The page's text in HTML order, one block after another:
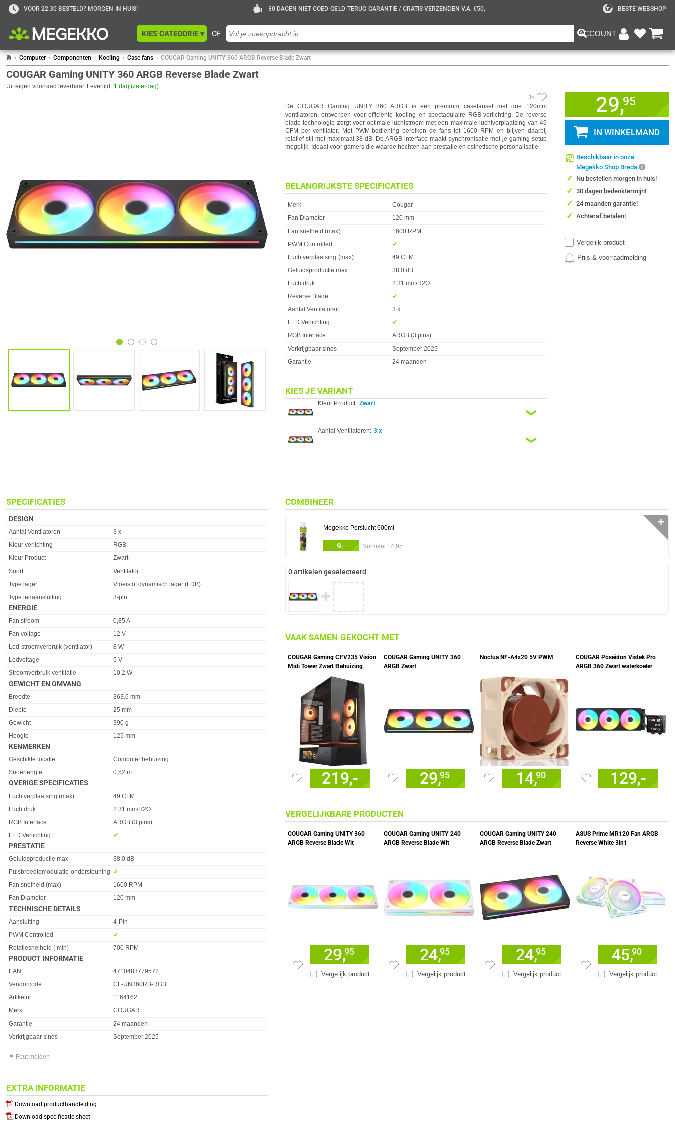
VOOR 22:30 BESTELD? MORGEN IN HUIS! 30 DAGEN NIET-GOED-GELD-TERUG-GARANTIE / GRATIS VERZENDEN V.A. €50,- BESTE WEBSHOP
OF
KIES CATEGORIE ▾ ACCOUNT
Computer Componenten Koeling Case fans COUGAR Gaming UNITY 360 ARGB Reverse Blade Zwart
COUGAR Gaming UNITY 360 ARGB Reverse Blade Zwart
Uit eigen voorraad leverbaar. Levertijd: 1 dag (zaterdag)
3x
De COUGAR Gaming UNITY 360 ARGB is een premium casefanset met drie 120mm
ventilatoren, ontworpen voor efficiënte koeling en spectaculaire RGB-verlichting. De reverse
blade-technologie zorgt voor optimale luchtstroom met een maximale luchtverplaatsing van 49
CFM per ventilator. Met PWM-bediening bereiken de fans tot 1600 RPM en blijven daarbij
relatief stil met maximaal 38 dB. De ARGB-interface maakt synchronisatie met je gaming-setup
mogelijk. Ideaal voor gamers die waarde hechten aan prestatie en esthetische personalisatie.
BELANGRIJKSTE SPECIFICATIES
Eigenschap
Merk
Cougar
Fan Diameter
120 mm
Fan snelheid (max)
1600 RPM
PWM Controlled
✓︎
Luchtverplaatsing (max)
49 CFM
Geluidsproductie max
38.0 dB
Luchtdruk
2.31 mm/H2O
Reverse Blade
✓︎
Aantal Ventilatoren
3 x
LED Verlichting
✓︎
RGB Interface
ARGB (3 pins)
Verkrijgbaar sinds
September 2025
Garantie
24 maanden
KIES JE VARIANT
Kleur Product: Zwart
❮
Aantal Ventilatoren: 3 x
❮
29,95
IN WINKELMAND
Beschikbaar in onze
Megekko Shop Breda
✓ Nu bestellen morgen in huis!
✓ 30 dagen bedenktermijn!
✓ 24 maanden garantie!
✓ Achteraf betalen!
Vergelijk product
Prijs & voorraadmelding
SPECIFICATIES
DESIGN
Eigenschap Waarde
Aantal Ventilatoren
3 x
Kleur verlichting
RGB
Kleur Product
Zwart
Soort
Ventilator
Type lager
Vloeistof dynamisch lager (FDB)
Type ledaansluiting
3-pin
ENERGIE
Eigenschap
Fan stroom
0,85 A
Fan voltage
12 V
Led-stroomverbruik (ventilator)
8 W
Ledvoltage
5 V
Stroomverbruik ventilatie
10,2 W
GEWICHT EN OMVANG
Eigenschap
Breedte
363.6 mm
Diepte
25 mm
Gewicht
390 g
Hoogte
125 mm
KENMERKEN
Eigenschap Waarde
Geschikte locatie
Computer behuizing
Snoerlengte
0,52 m
OVERIGE SPECIFICATIES
Eigenschap Waarde
Luchtverplaatsing (max)
49 CFM
Luchtdruk
2.31 mm/H2O
RGB Interface
ARGB (3 pins)
LED Verlichting
✓︎
PRESTATIE
Eigenschap Waarde
Geluidsproductie max
38.0 dB
Pulsbreedtemodulatie-ondersteuning ✓︎
Fan snelheid (max)
1600 RPM
Fan Diameter
120 mm
TECHNISCHE DETAILS
Eigenschap
Aansluiting
4-Pin
PWM Controlled
✓︎
Rotatiesnelheid ( min)
700 RPM
PRODUCT INFORMATIE
EAN
4710483779572
Vendorcode
CF-UN360RB-RGB
Artikelnr
1164162
Merk
COUGAR
Garantie
24 maanden
Verkrijgbaar sinds
September 2025
⚑ Fout melden
EXTRA INFORMATIE
Download producthandleiding
Download specificatie sheet
COMBINEER
Megekko Perslucht 600ml
9,- Normaal 14,95
✛
0 artikelen geselecteerd
✚
VAAK SAMEN GEKOCHT MET
COUGAR Gaming CFV235 Vision
Midi Tower Zwart Behuizing
219,-
COUGAR Gaming UNITY 360
ARGB Zwart
29,95
Noctua NF-A4x20 5V PWM
14,90
COUGAR Poseidon Vistek Pro
ARGB 360 Zwart waterkoeler
129,-
VERGELIJKBARE PRODUCTEN
COUGAR Gaming UNITY 360
ARGB Reverse Blade Wit
Vergelijk product
29,95
COUGAR Gaming UNITY 240
ARGB Reverse Blade Wit
Vergelijk product
24,95
COUGAR Gaming UNITY 240
ARGB Reverse Blade Zwart
Vergelijk product
24,95
ASUS Prime MR120 Fan ARGB
Reverse White 3in1
Vergelijk product
45,90